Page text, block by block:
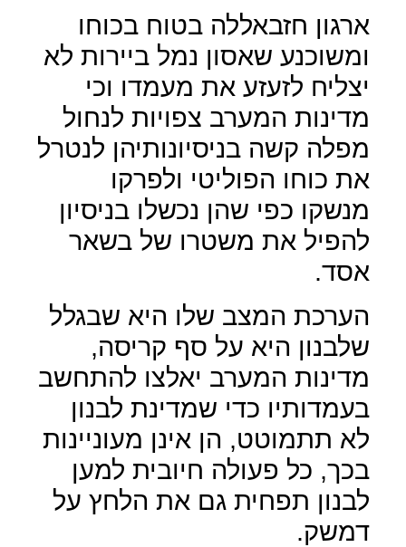
ארגון חזבאללה בטוח בכוחו
ומשוכנע שאסון נמל ביירות לא
יצליח לזעזע את מעמדו וכי
מדינות המערב צפויות לנחול
מפלה קשה בניסיונותיהן לנטרל
את כוחו הפוליטי ולפרקו
מנשקו כפי שהן נכשלו בניסיון
להפיל את משטרו של בשאר
אסד.
הערכת המצב שלו היא שבגלל
שלבנון היא על סף קריסה,
מדינות המערב יאלצו להתחשב
בעמדותיו כדי שמדינת לבנון
לא תתמוטט, הן אינן מעוניינות
בכך, כל פעולה חיובית למען
לבנון תפחית גם את הלחץ על
דמשק.